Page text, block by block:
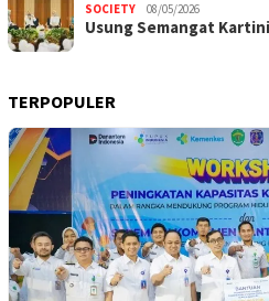
SOCIETY 08/05/2026
Usung Semangat
TERPOPULER